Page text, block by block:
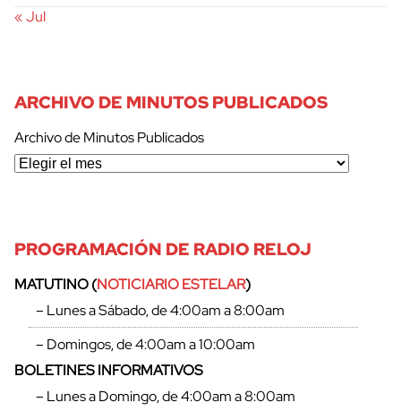
« Jul
ARCHIVO DE MINUTOS PUBLICADOS
Archivo de Minutos Publicados
PROGRAMACIÓN DE RADIO RELOJ
MATUTINO (NOTICIARIO ESTELAR)
– Lunes a Sábado, de 4:00am a 8:00am
– Domingos, de 4:00am a 10:00am
BOLETINES INFORMATIVOS
– Lunes a Domingo, de 4:00am a 8:00am